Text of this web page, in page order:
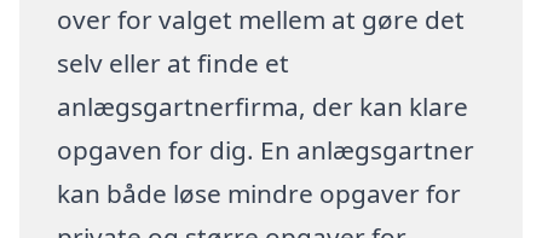
over for valget mellem at gøre det
selv eller at finde et
anlægsgartnerfirma, der kan klare
opgaven for dig. En anlægsgartner
kan både løse mindre opgaver for